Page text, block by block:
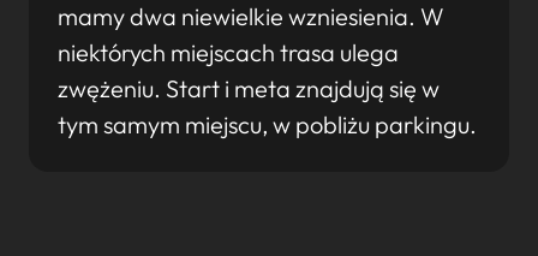
mamy dwa niewielkie wzniesienia. W
niektórych miejscach trasa ulega
zwężeniu. Start i meta znajdują się w
tym samym miejscu, w pobliżu parkingu.